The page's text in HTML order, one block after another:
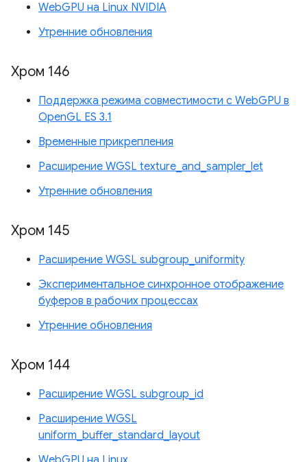
WebGPU на Linux NVIDIA
Утренние обновления
Хром 146
Поддержка режима совместимости с WebGPU в
OpenGL ES 3.1
Временные прикрепления
Расширение WGSL texture_and_sampler_let
Утренние обновления
Хром 145
Расширение WGSL subgroup_uniformity
Экспериментальное синхронное отображение
буферов в рабочих процессах
Утренние обновления
Хром 144
Расширение WGSL subgroup_id
Расширение WGSL
uniform_buffer_standard_layout